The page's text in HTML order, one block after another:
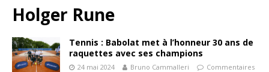
Holger Rune
Tennis : Babolat met à l’honneur 30 ans de
raquettes avec ses champions
24 mai 2024 Bruno Cammalleri
Commentaires